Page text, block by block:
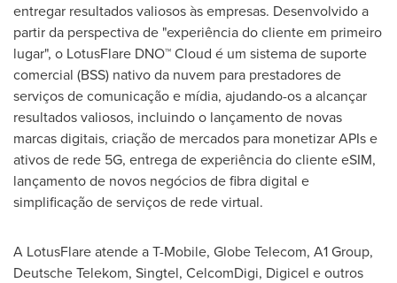
entregar resultados valiosos às empresas. Desenvolvido a
partir da perspectiva de "experiência do cliente em primeiro
lugar", o LotusFlare DNO™ Cloud é um sistema de suporte
comercial (BSS) nativo da nuvem para prestadores de
serviços de comunicação e mídia, ajudando-os a alcançar
resultados valiosos, incluindo o lançamento de novas
marcas digitais, criação de mercados para monetizar APIs e
ativos de rede 5G, entrega de experiência do cliente eSIM,
lançamento de novos negócios de fibra digital e
simplificação de serviços de rede virtual.
A LotusFlare atende a T-Mobile, Globe Telecom, A1 Group,
Deutsche Telekom, Singtel, CelcomDigi, Digicel e outros